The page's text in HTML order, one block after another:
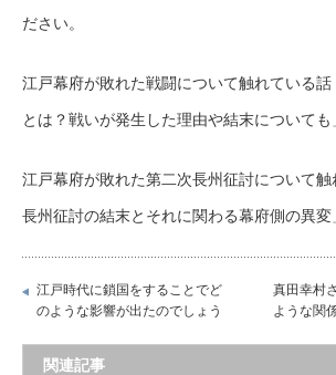
ださい。
江戸幕府が敗れた戦闘について触れている
とは？戦いが発生した理由や結末についても
江戸幕府が敗れた第二次長州征討について
長州征討の結末とそれに関わる幕府側の異変
江戸時代に鎖国をすることでど
のような影響が出たのでしょう
真田幸村
ような関
関連記事